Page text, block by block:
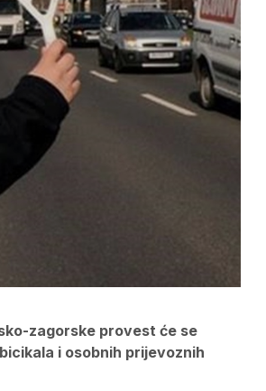
zagorske provest će se
i osobnih prijevoznih